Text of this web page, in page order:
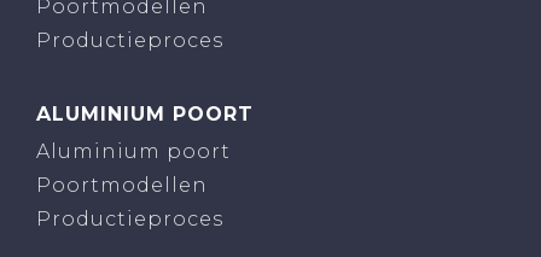
Poortmodellen
Productieproces
ALUMINIUM POORT
Aluminium poort
Poortmodellen
Productieproces